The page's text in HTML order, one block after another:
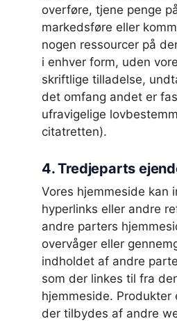
overføre, tjene penge
markedsføre eller
nogen ressourcer på
i enhver form, uden
skriftlige tilladelse,
det omfang andet er
ufravigelige
citatretten).
4. Tredjeparts
Vores hjemmeside kan
hyperlinks eller andre
andre parters
overvåger eller
indholdet af andre
som der linkes til fra
hjemmeside. Produkter
der tilbydes af andre